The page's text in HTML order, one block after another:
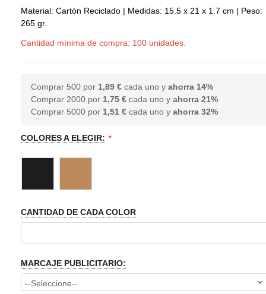
Material: Cartón Reciclado | Medidas: 15.5 x 21 x 1.7 cm | Peso:
265 gr.
Cantidad mínima de compra: 100 unidades.
Comprar 500 por 1,89 € cada uno yahorra 14%
Comprar 2000 por 1,75 € cada uno yahorra21%
Comprar 5000 por 1,51 € cada uno yahorra32%
COLORES A ELEGIR:
CANTIDAD DE CADA COLOR
MARCAJE PUBLICITARIO: